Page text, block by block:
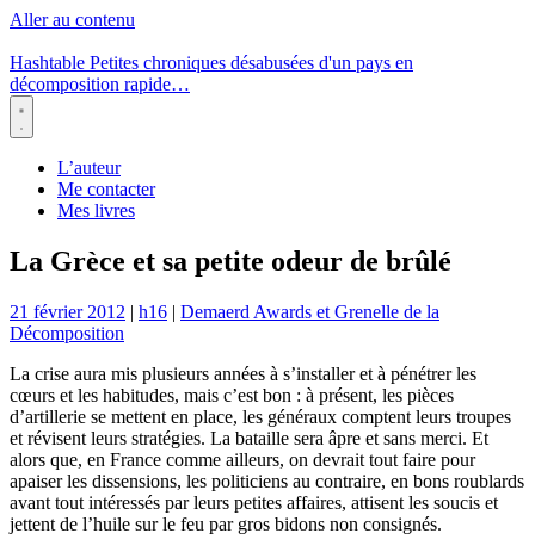
Aller au contenu
Hashtable Petites chroniques désabusées d'un pays en
décomposition rapide…
Menu
L’auteur
Me contacter
Mes livres
La Grèce et sa petite odeur de brûlé
21 février 2012 | h16 | Demaerd Awards et Grenelle de la
Décomposition
La crise aura mis plusieurs années à s’installer et à pénétrer les
cœurs et les habitudes, mais c’est bon : à présent, les pièces
d’artillerie se mettent en place, les généraux comptent leurs troupes
et révisent leurs stratégies. La bataille sera âpre et sans merci. Et
alors que, en France comme ailleurs, on devrait tout faire pour
apaiser les dissensions, les politiciens au contraire, en bons roublards
avant tout intéressés par leurs petites affaires, attisent les soucis et
jettent de l’huile sur le feu par gros bidons non consignés.